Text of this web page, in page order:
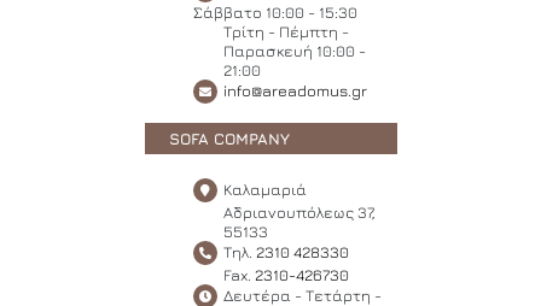
Σάββατο 10:00 - 15:30
Τρίτη - Πέμπτη -
Παρασκευή 10:00 -
21:00
info@areadomus.gr
SOFA COMPANY
Καλαμαριά
Αδριανουπόλεως 37,
55133
Τηλ. 2310 428330
Fax. 2310-426730
Δευτέρα - Τετάρτη -